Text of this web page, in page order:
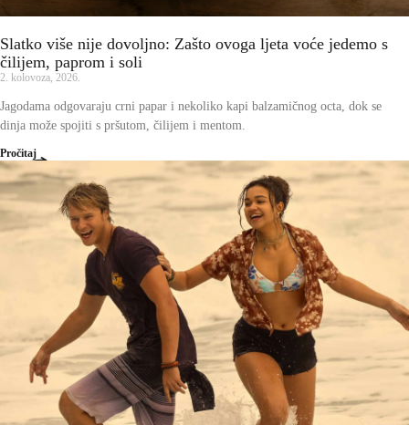
Slatko više nije dovoljno: Zašto ovoga ljeta voće jedemo s
čilijem, paprom i soli
2. kolovoza, 2026.
Jagodama odgovaraju crni papar i nekoliko kapi balzamičnog octa, dok se
dinja može spojiti s pršutom, čilijem i mentom.
Pročitaj